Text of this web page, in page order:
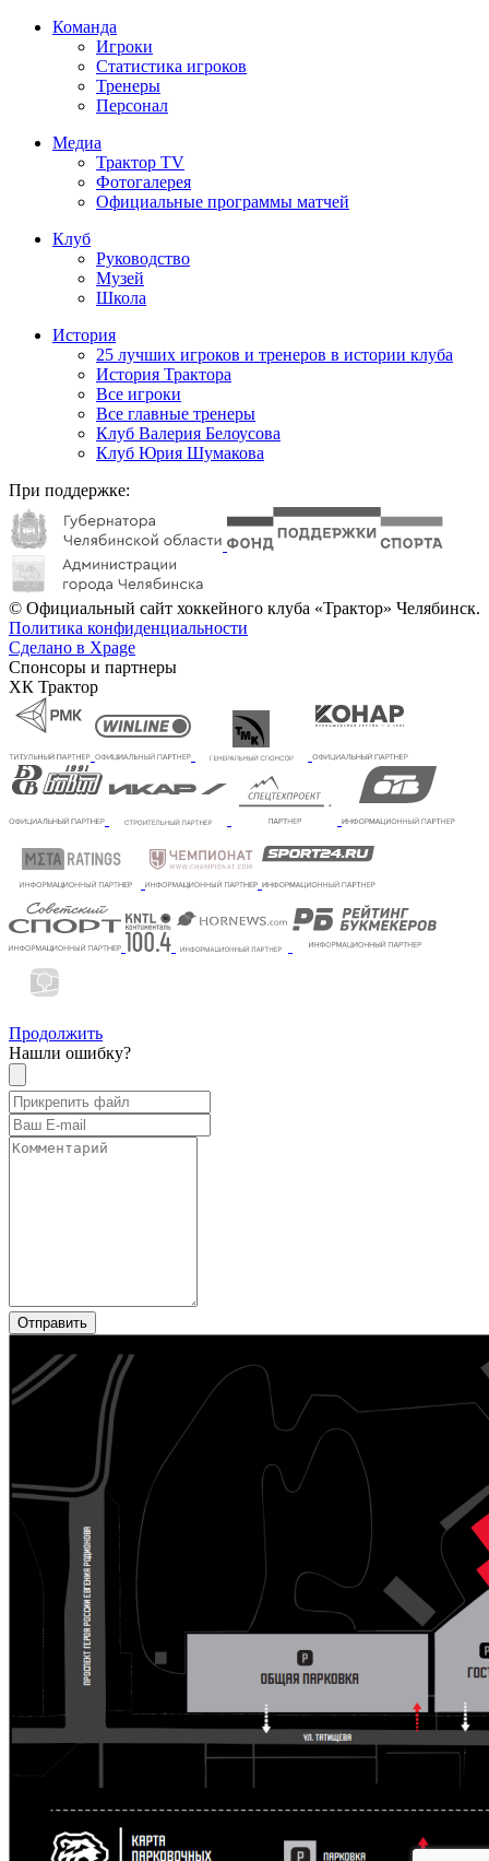
Команда
Игроки
Статистика игроков
Тренеры
Персонал
Медиа
Трактор TV
Фотогалерея
Официальные программы матчей
Клуб
Руководство
Музей
Школа
История
25 лучших игроков и тренеров в истории клуба
История Трактора
Все игроки
Все главные тренеры
Клуб Валерия Белоусова
Клуб Юрия Шумакова
При поддержке:
© Официальный сайт хоккейного клуба «Трактор» Челябинск.
Политика конфиденциальности
Сделано в Xpage
Спонсоры и партнеры
ХК Трактор
Продолжить
Нашли ошибку?